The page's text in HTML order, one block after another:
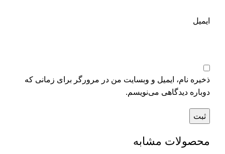
ایمیل
ذخیره نام، ایمیل و وبسایت من در مرورگر برای زمانی که
دوباره دیدگاهی می‌نویسم.
محصولات مشابه